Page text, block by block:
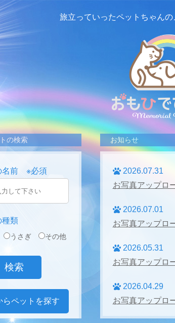
旅立っていったペットちゃんの
の検索
名前 ※必須
種類
うさぎ その他
らペットを探す
お知らせ
2026.07.31
お写真アップロ
2026.07.01
お写真アップロ
2026.05.31
お写真アップロ
2026.04.29
お写真アップロ